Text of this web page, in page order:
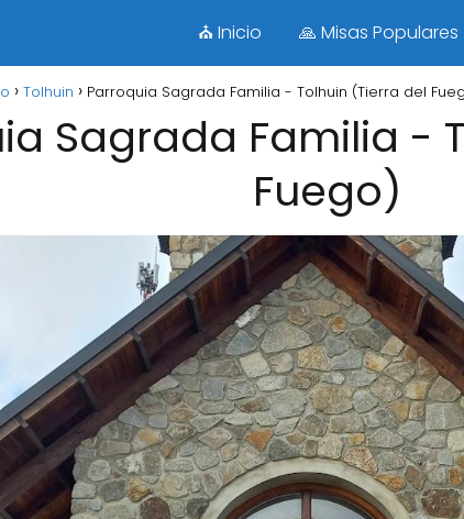
⛪ Inicio 🙏 Misas Populares
Tolhuin Parroquia Sagrada Familia - Tolhuin (Tierra del
Sagrada Familia -
Fuego)